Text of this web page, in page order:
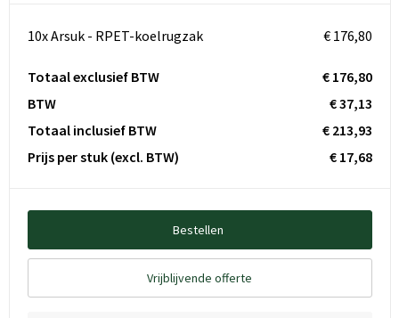
10x Arsuk - RPET-koelrugzak € 176,80
Totaal exclusief BTW
€ 176,80
BTW
€ 37,13
Totaal inclusief BTW
€ 213,93
Prijs per stuk (excl. BTW) € 17,68
Bestellen
Vrijblijvende offerte